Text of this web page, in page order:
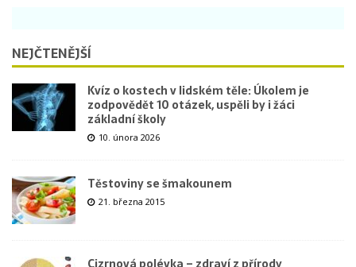
NEJČTENĚJŠÍ
Kvíz o kostech v lidském těle: Úkolem je
zodpovědět 10 otázek, uspěli by i žáci
základní školy
10. února 2026
Těstoviny se šmakounem
21. března 2015